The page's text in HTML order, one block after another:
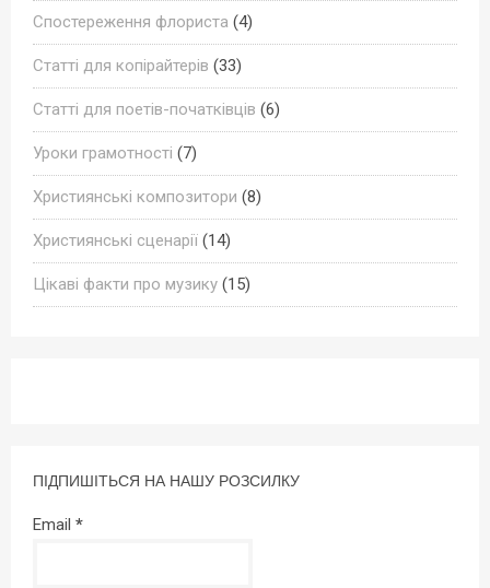
Спостереження флориста (4)
Статті для копірайтерів (33)
Статті для поетів-початківців (6)
Уроки грамотності (7)
Християнські композитори (8)
Християнські сценарії (14)
Цікаві факти про музику (15)
ПІДПИШІТЬСЯ НА НАШУ РОЗСИЛКУ
Email *